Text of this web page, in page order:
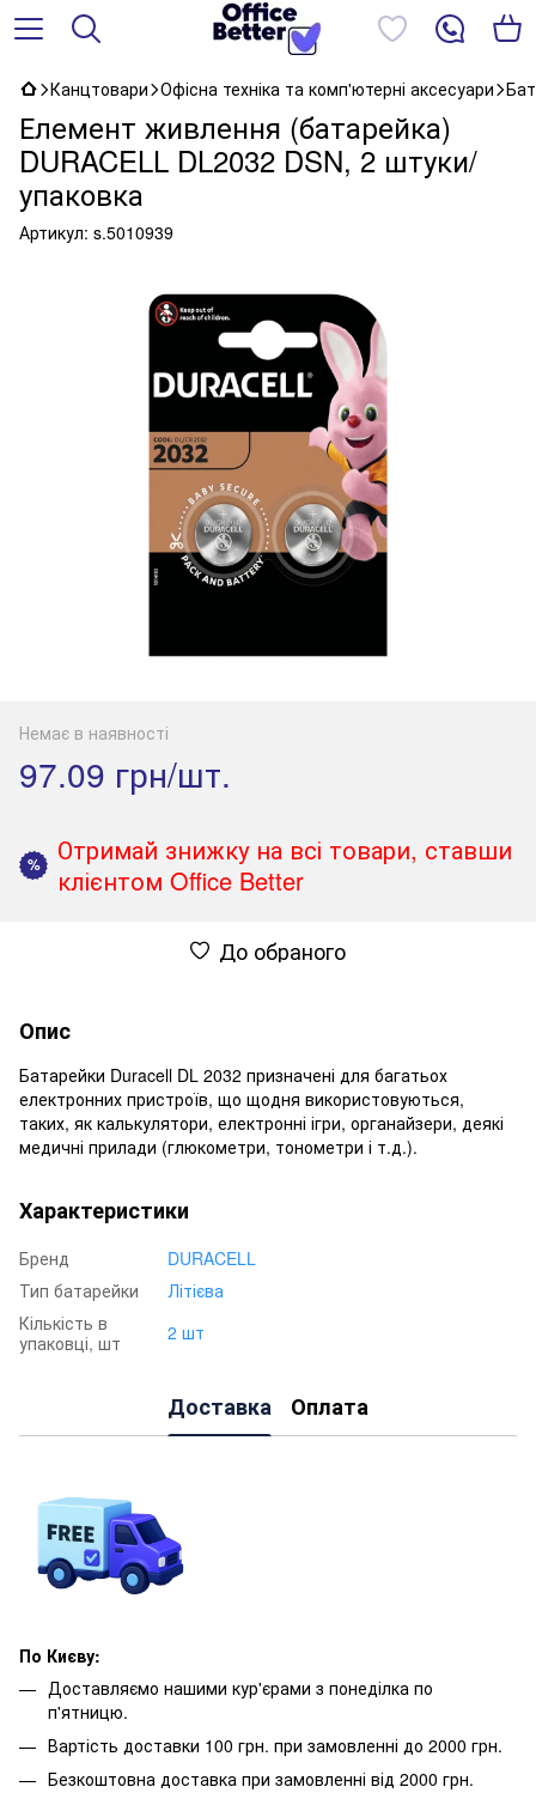
Канцтовари Офісна техніка та комп'ютерні аксесуари
Елемент живлення (батарейка)
DURACELL DL2032 DSN, 2 штуки/
упаковка
Артикул: s.5010939
Немає в наявності
97.09 грн/шт.
%
Отримай знижку на всі товари, ставши
клієнтом Office Better
До обраного
Опис
Батарейки Duracell DL 2032 призначені для багатьох
електронних пристроїв, що щодня використовуються,
таких, як калькулятори, електронні ігри, органайзери, деякі
медичні прилади (глюкометри, тонометри і т.д.).
Характеристики
Бренд
DURACELL
Тип батарейки
Літієва
Кількість в
упаковці, шт
2 шт
Доставка Оплата
По Києву:
Доставляємо нашими кур'єрами з понеділка по
п'ятницю.
Вартість доставки 100 грн. при замовленні до 2000 грн.
Безкоштовна доставка при замовленні від 2000 грн.